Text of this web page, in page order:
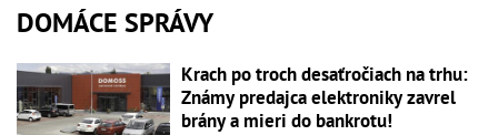
DOMÁCE SPRÁVY
Krach po troch desaťročiach na trhu:
Známy predajca elektroniky zavrel
brány a mieri do bankrotu!